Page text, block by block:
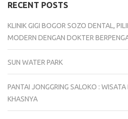
RECENT POSTS
KLINIK GIGI BOGOR SOZO DENTAL,
MODERN DENGAN DOKTER
SUN WATER PARK
PANTAI JONGGRING SALOKO :
KHASNYA